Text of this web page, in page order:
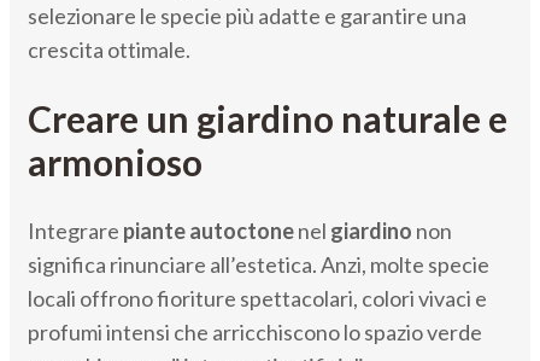
selezionare le specie più adatte e garantire una
crescita ottimale.
Creare un giardino naturale e
armonioso
Integrare piante autoctonenel giardino non
significa rinunciare all’estetica. Anzi, molte specie
locali offrono fioriture spettacolari, colori vivaci e
profumi intensi che arricchiscono lo spazio verde